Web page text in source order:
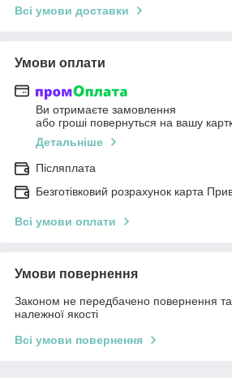
Всі умови доставки
Умови оплати
Ви отримаєте замовлення
або гроші повернуться на вашу
Детальніше
Післяплата
Безготівковий розрахунок карта
Всі умови оплати
Умови повернення
Законом не передбачено повернення
належної якості
Всі умови повернення